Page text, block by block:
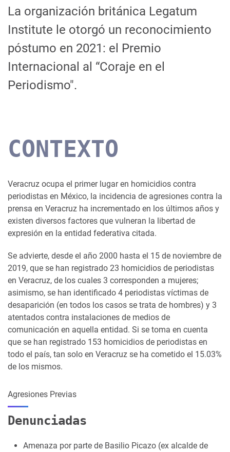
La organización británica Legatum
Institute le otorgó un reconocimiento
póstumo en 2021: el Premio
Internacional al “Coraje en el
Periodismo".
CONTEXTO
Veracruz ocupa el primer lugar en homicidios contra
periodistas en México, la incidencia de agresiones contra la
prensa en Veracruz ha incrementado en los últimos años y
existen diversos factores que vulneran la libertad de
expresión en la entidad federativa citada.
Se advierte, desde el año 2000 hasta el 15 de noviembre de
2019, que se han registrado 23 homicidios de periodistas
en Veracruz, de los cuales 3 corresponden a mujeres;
asimismo, se han identificado 4 periodistas víctimas de
desaparición (en todos los casos se trata de hombres) y 3
atentados contra instalaciones de medios de
comunicación en aquella entidad. Si se toma en cuenta
que se han registrado 153 homicidios de periodistas en
todo el país, tan solo en Veracruz se ha cometido el 15.03%
de los mismos.
Agresiones Previas
Denunciadas
Amenaza por parte de Basilio Picazo (ex alcalde de